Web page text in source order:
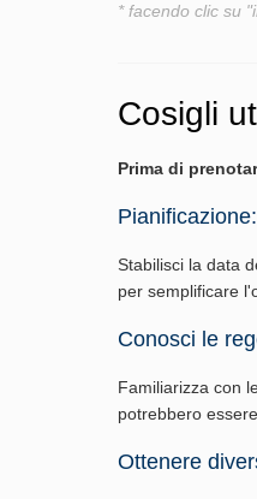
* facendo clic su
Cosigli
Prima di
Pianificazione:
Stabilisci la data
per semplificare
Conosci le
Familiarizza con
potrebbero
Ottenere